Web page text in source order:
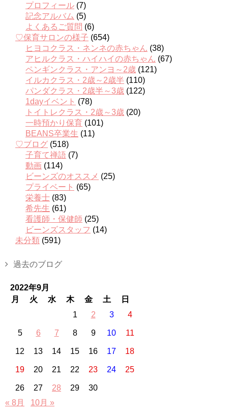
プロフィール (7)
記念アルバム (5)
よくあるご質問 (6)
♡保育サロンの様子 (654)
ヒヨコクラス・ネンネの赤ちゃん (38)
アヒルクラス・ハイハイの赤ちゃん (67)
ペンギンクラス・アンヨ～2歳 (121)
イルカクラス・2歳～2歳半 (110)
パンダクラス・2歳半～3歳 (122)
1dayイベント (78)
トイトレクラス・2歳～3歳 (20)
一時預かり保育 (101)
BEANS卒業生 (11)
♡ブログ (518)
子育て禅語 (7)
動画 (114)
ビーンズのオススメ (25)
プライベート (65)
栄養士 (83)
希先生 (61)
看護師・保健師 (25)
ビーンズスタッフ (14)
未分類 (591)
過去のブログ
2022年9月
月
火 水 木 金 土
日
1
2 3 4
5 6 7 8 9 10 11
12 13 14 15 16 17 18
19 20 21 22 23 24 25
26 27 28 29
30
« 8月
10月 »